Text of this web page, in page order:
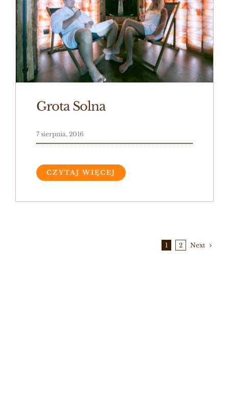
Grota Solna
7 sierpnia, 2016
CZYTAJ WIĘCEJ
1 2 Next